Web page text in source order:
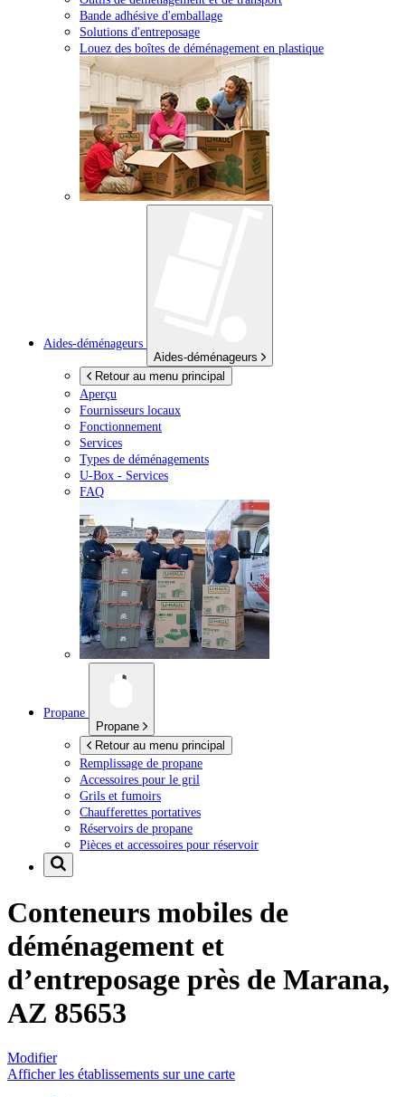
Bande adhésive d'emballage
Solutions d'entreposage
Louez des boîtes de déménagement en plastique
Aides-déménageurs
Aides-déménageurs
Retour au menu principal
Aperçu
Fournisseurs locaux
Fonctionnement
Services
Types de déménagements
U-Box - Services
FAQ
Propane
Propane
Retour au menu principal
Remplissage de propane
Accessoires pour le gril
Grils et fumoirs
Chaufferettes portatives
Réservoirs de propane
Pièces et accessoires pour réservoir
Conteneurs mobiles de
déménagement et
d’entreposage près de Marana,
AZ 85653
Modifier
Afficher les établissements sur une carte